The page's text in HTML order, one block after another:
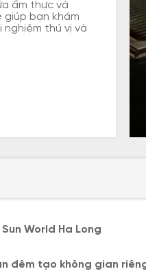
ẩm thực và
giúp bạn khám
thú vị và
World Ha Long
đêm tạo không gian